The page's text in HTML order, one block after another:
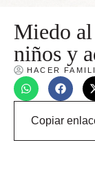
Miedo al
niños y
HACER
Copiar